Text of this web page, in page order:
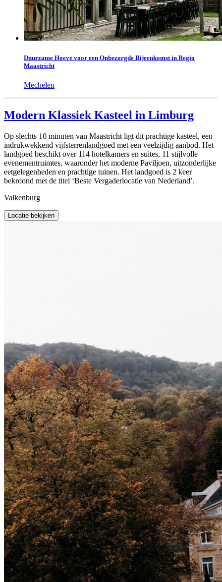
Duurzame Hoeve voor een Onbezorgde Bijeenkomst in Regio
Maastricht
Mechelen
Modern Klassiek Kasteel in Limburg
Op slechts 10 minuten van Maastricht ligt dit prachtige kasteel, een
indrukwekkend vijfsterrenlandgoed met een veelzijdig aanbod. Het
landgoed beschikt over 114 hotelkamers en suites, 11 stijlvolle
evenementruimtes, waaronder het moderne Paviljoen, uitzonderlijke
eetgelegenheden en prachtige tuinen. Het landgoed is 2 keer
bekroond met de titel ‘Beste Vergaderlocatie van Nederland’.
Valkenburg
Locatie bekijken